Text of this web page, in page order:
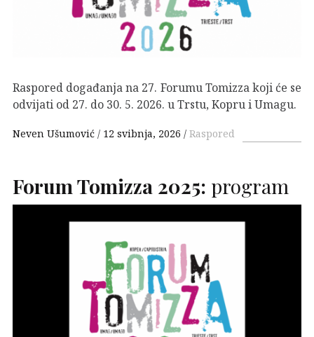
Raspored događanja na 27. Forumu Tomizza koji će se
odvijati od 27. do 30. 5. 2026. u Trstu, Kopru i Umagu.
Neven Ušumović 12 svibnja, 2026 Raspored
Forum Tomizza 2025: program